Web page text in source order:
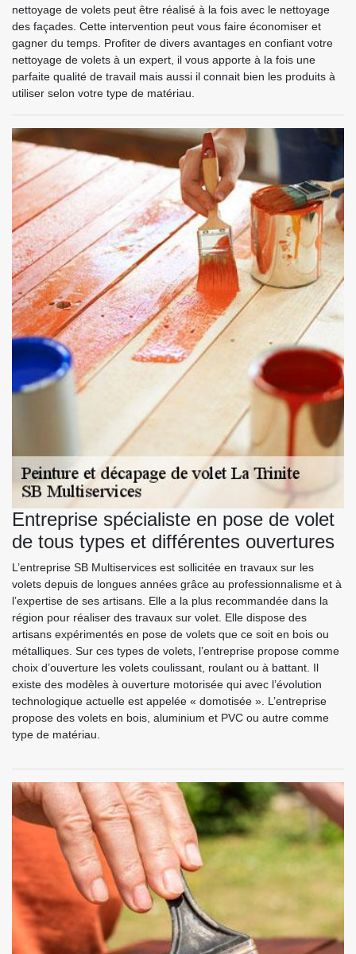
nettoyage de volets peut être réalisé à la fois avec le nettoyage
des façades. Cette intervention peut vous faire économiser et
gagner du temps. Profiter de divers avantages en confiant votre
nettoyage de volets à un expert, il vous apporte à la fois une
parfaite qualité de travail mais aussi il connait bien les produits à
utiliser selon votre type de matériau.
Entreprise spécialiste en pose de volet
de tous types et différentes ouvertures
L’entreprise SB Multiservices est sollicitée en travaux sur les
volets depuis de longues années grâce au professionnalisme et à
l’expertise de ses artisans. Elle a la plus recommandée dans la
région pour réaliser des travaux sur volet. Elle dispose des
artisans expérimentés en pose de volets que ce soit en bois ou
métalliques. Sur ces types de volets, l’entreprise propose comme
choix d’ouverture les volets coulissant, roulant ou à battant. Il
existe des modèles à ouverture motorisée qui avec l’évolution
technologique actuelle est appelée « domotisée ». L’entreprise
propose des volets en bois, aluminium et PVC ou autre comme
type de matériau.